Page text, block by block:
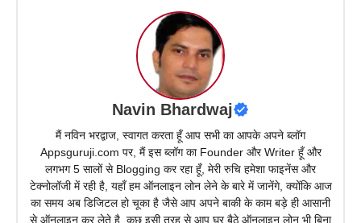
Navin Bhardwaj
मैं नविन भरद्वाज, स्वागत करता हूँ आप सभी का आपके अपने ब्लॉग
Appsguruji.com पर, मैं इस ब्लॉग का Founder और Writer हूँ और
लगभग 5 सालों से Blogging कर रहा हूँ, मेरी रुचि हमेशा फाइनेंस और
टेक्नोलॉजी में रही है, यहाँ हम ऑनलाइन लोन लेने के बारे में जानेंगे, क्योंकि आज
का समय अब डिजिटल हो चूका है जैसे आप अपने बाकी के काम बड़े ही आसानी
से ऑनलाइन कर लेते है, कुछ इसी तरह से आप घर बैठे ऑनलाइन लोन भी बिना